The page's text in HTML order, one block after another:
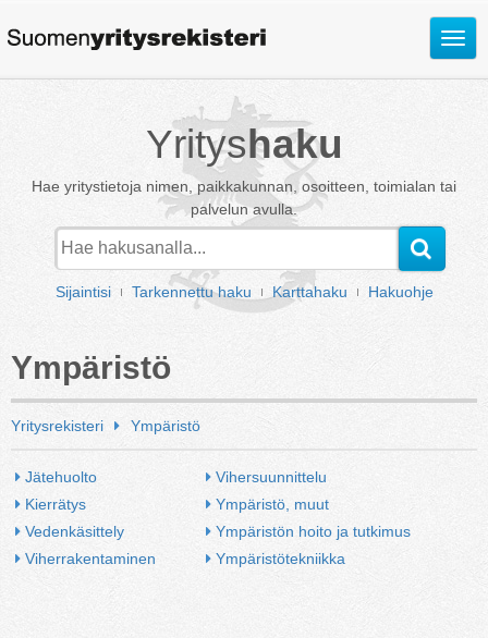
Avaa
Yrityshaku
Hae yritystietoja nimen, paikkakunnan, osoitteen, toimialan tai
palvelun avulla.
Sijaintisi Tarkennettu haku Karttahaku Hakuohje
Ympäristö
Yritysrekisteri Ympäristö
Jätehuolto
Kierrätys
Vedenkäsittely
Viherrakentaminen
Vihersuunnittelu
Ympäristö, muut
Ympäristön hoito ja tutkimus
Ympäristötekniikka